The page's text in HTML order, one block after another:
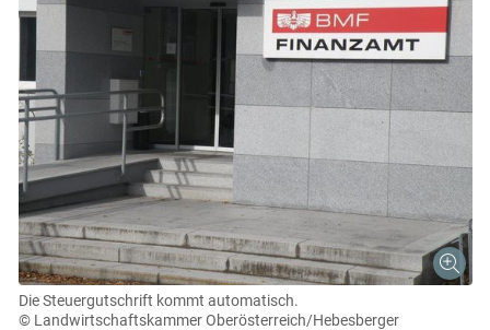
Die Steuergutschrift kommt automatisch.
© Landwirtschaftskammer Oberösterreich/Hebesberger